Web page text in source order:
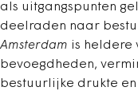
als uitgangspunten
deelraden naar
Amsterdam is heldere
bevoegdheden,
bestuurlijke drukte